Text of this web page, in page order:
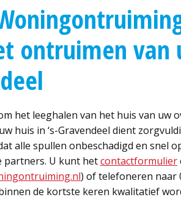
ontruimen van
het leeghalen van het huis van uw
huis in ‘s-Gravendeel dient
alle spullen onbeschadigd en snel
partners. U kunt hetcontactformulier
) of telefoneren naar
de kortste keren kwalitatief